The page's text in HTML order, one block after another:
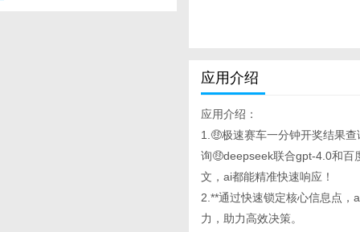
应用介绍
应用介绍：
1.🤑极速赛车一分钟开奖结果
询🤑deepseek联合gpt-4.0和百
文，ai都能精准快速响应！
2.**通过快速锁定核心信息点
力，助力高效决策。